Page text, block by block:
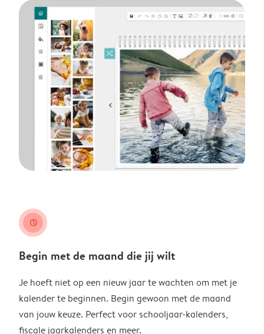
clock
Begin met de maand die jij wilt
Je hoeft niet op een nieuw jaar te wachten om met je
kalender te beginnen. Begin gewoon met de maand
van jouw keuze. Perfect voor schooljaar-kalenders,
fiscale jaarkalenders en meer.